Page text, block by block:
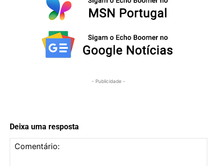
- Publicidade -
Deixa uma resposta